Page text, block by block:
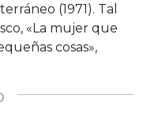
(1971). Tal
«La mujer que
cosas»,